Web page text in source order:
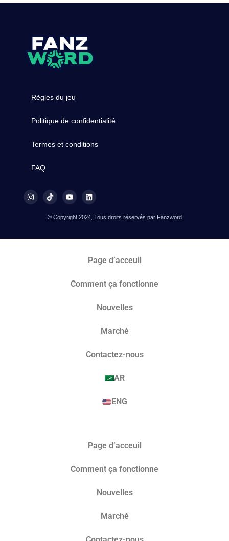
Règles du jeu
Politique de confidentialité
Termes et conditions
FAQ
© Copyright 2024, Tous droits réservés par Fanzword
Page d’acceuil
Comment ça fonctionne
Nouvelles
Marché​
Contactez-nous
AR
ENG
Page d’acceuil
Comment ça fonctionne
Nouvelles
Marché​